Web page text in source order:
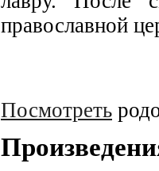
православной
Посмотреть